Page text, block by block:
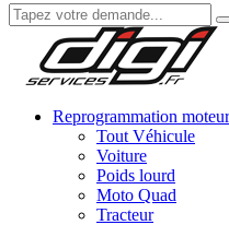
Reprogrammation moteur
Tout Véhicule
Voiture
Poids lourd
Moto Quad
Tracteur